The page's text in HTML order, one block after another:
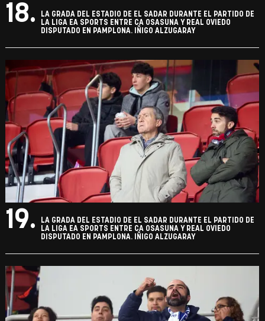
18.
LA GRADA DEL ESTADIO DE EL SADAR DURANTE EL PARTIDO DE
LA LIGA EA SPORTS ENTRE CA OSASUNA Y REAL OVIEDO
DISPUTADO EN PAMPLONA. IÑIGO ALZUGARAY
19.
LA GRADA DEL ESTADIO DE EL SADAR DURANTE EL PARTIDO DE
LA LIGA EA SPORTS ENTRE CA OSASUNA Y REAL OVIEDO
DISPUTADO EN PAMPLONA. IÑIGO ALZUGARAY